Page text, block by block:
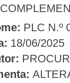
PLC N.º
18/06/2025